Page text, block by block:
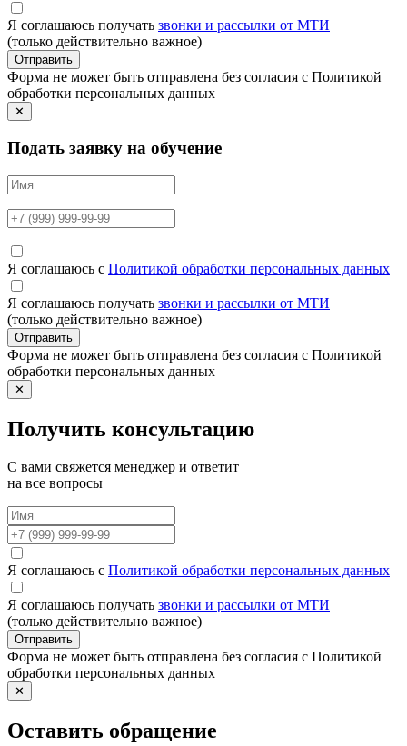
Я соглашаюсь получать звонки и рассылки от МТИ
(только действительно важное)
Отправить
Форма не может быть отправлена без согласия с Политикой
обработки персональных данных
✕
Подать заявку на обучение
Я соглашаюсь с Политикой обработки персональных данных
Я соглашаюсь получать звонки и рассылки от МТИ
(только действительно важное)
Отправить
Форма не может быть отправлена без согласия с Политикой
обработки персональных данных
✕
Получить консультацию
С вами свяжется менеджер и ответит
на все вопросы
Я соглашаюсь с Политикой обработки персональных данных
Я соглашаюсь получать звонки и рассылки от МТИ
(только действительно важное)
Отправить
Форма не может быть отправлена без согласия с Политикой
обработки персональных данных
✕
Оставить обращение